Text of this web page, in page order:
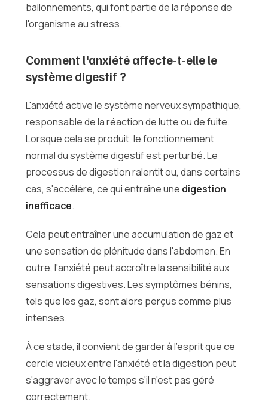
ballonnements, qui font partie de la réponse de
l'organisme au stress.
Comment l'anxiété affecte-t-elle le
système digestif ?
L'anxiété active le système nerveux sympathique,
responsable de la réaction de lutte ou de fuite.
Lorsque cela se produit, le fonctionnement
normal du système digestif est perturbé. Le
processus de digestion ralentit ou, dans certains
cas, s'accélère, ce qui entraîne une digestion
inefficace.
Cela peut entraîner une accumulation de gaz et
une sensation de plénitude dans l'abdomen. En
outre, l'anxiété peut accroître la sensibilité aux
sensations digestives. Les symptômes bénins,
tels que les gaz, sont alors perçus comme plus
intenses.
À ce stade, il convient de garder à l'esprit que ce
cercle vicieux entre l'anxiété et la digestion peut
s'aggraver avec le temps s'il n'est pas géré
correctement.